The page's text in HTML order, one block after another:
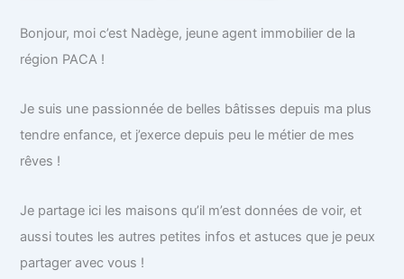
Bonjour, moi c’est Nadège, jeune agent immobilier de la
région PACA !
Je suis une passionnée de belles bâtisses depuis ma plus
tendre enfance, et j’exerce depuis peu le métier de mes
rêves !
Je partage ici les maisons qu’il m’est données de voir, et
aussi toutes les autres petites infos et astuces que je peux
partager avec vous !